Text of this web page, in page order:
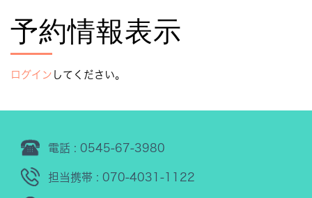
予約情報表示
ログイン してください。
電話 : 0545-67-3980
担当携帯 : 070-4031-1122